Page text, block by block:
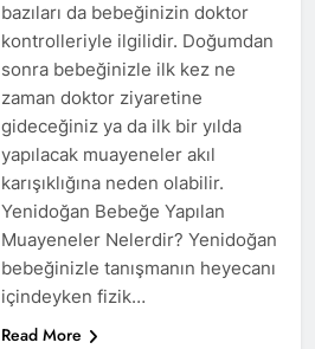
bazıları da bebeğinizin doktor
kontrolleriyle ilgilidir. Doğumdan
sonra bebeğinizle ilk kez ne
zaman doktor ziyaretine
gideceğiniz ya da ilk bir yılda
yapılacak muayeneler akıl
karışıklığına neden olabilir.
Yenidoğan Bebeğe Yapılan
Muayeneler Nelerdir? Yenidoğan
bebeğinizle tanışmanın heyecanı
içindeyken fizik…
Read More